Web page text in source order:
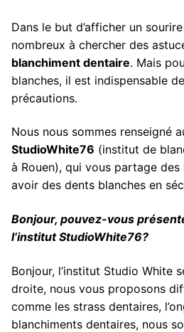
Dans le but d’afficher un
nombreux à chercher des
blanchiment dentaire. Mais
blanches, il est indispensable
précautions.
Nous nous sommes renseigné
StudioWhite76 (institut de
à Rouen), qui vous partage
avoir des dents blanches en
Bonjour, pouvez-vous
l’institut StudioWhite76?
Bonjour, l’institut Studio White
droite, nous vous proposons
comme les strass dentaires,
blanchiments dentaires, nous